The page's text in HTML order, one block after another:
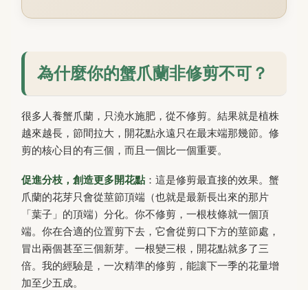
為什麼你的蟹爪蘭非修剪不可？
很多人養蟹爪蘭，只澆水施肥，從不修剪。結果就是植株
越來越長，節間拉大，開花點永遠只在最末端那幾節。修
剪的核心目的有三個，而且一個比一個重要。
促進分枝，創造更多開花點 ：這是修剪最直接的效果。蟹
爪蘭的花芽只會從莖節頂端（也就是最新長出來的那片
「葉子」的頂端）分化。你不修剪，一根枝條就一個頂
端。你在合適的位置剪下去，它會從剪口下方的莖節處，
冒出兩個甚至三個新芽。一根變三根，開花點就多了三
倍。我的經驗是，一次精準的修剪，能讓下一季的花量增
加至少五成。